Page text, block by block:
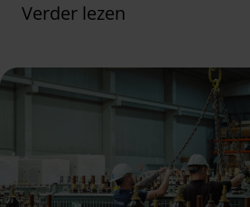
energieverbruik.
Verder lezen
Flex-e subsidie: minder